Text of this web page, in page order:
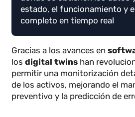
activo físico en una
donde se obtienen los
Gracias a los avances en
losdigital twinshan
permitir una monitorización